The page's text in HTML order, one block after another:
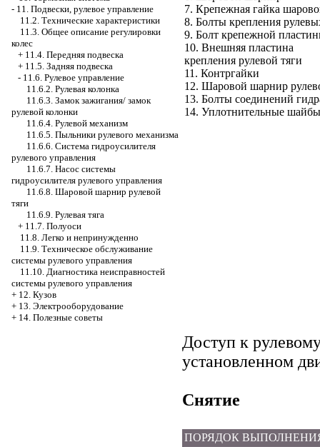
- 11. Подвески, рулевое управление
11.2. Технические характеристики
11.3. Общее описание регулировки
колес
+ 11.4. Передняя подвеска
+ 11.5. Задняя подвеска
- 11.6. Рулевое управление
11.6.2. Рулевая колонка
11.6.3. Замок зажигания/ замок
рулевой колонки
11.6.4. Рулевой механизм
11.6.5. Пыльники рулевого механизма
11.6.6. Система гидроусилителя
рулевого управления
11.6.7. Насос системы
гидроусилителя рулевого управления
11.6.8. Шаровой шарнир рулевой
тяги
11.6.9. Рулевая тяга
+ 11.7. Полуоси
11.8. Легко и непринужденно
11.9. Техническое обслуживание
системы рулевого управления
11.10. Диагностика неисправностей
системы рулевого управления
+ 12. Кузов
+ 13. Электрооборудование
+ 14. Полезные советы
7. Крепежная гайка
8. Болты крепления
9. Болт крепежной
10. Внешняя пластина
крепления рулевой тяги
11. Контргайки
12. Шаровой шарнир
13. Болты соединений
14. Уплотнительные шайбы
Доступ к
установленном
Снятие
ПОРЯДОК